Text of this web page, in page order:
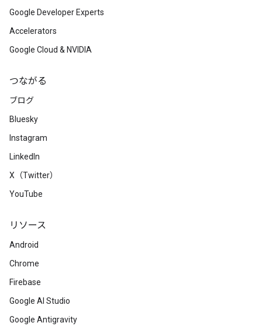
Google Developer Experts
Accelerators
Google Cloud & NVIDIA
つながる
ブログ
Bluesky
Instagram
LinkedIn
X（Twitter）
YouTube
リソース
Android
Chrome
Firebase
Google AI Studio
Google Antigravity